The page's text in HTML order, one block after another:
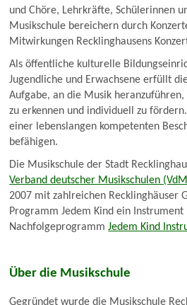
und Chöre, Lehrkräfte, Schülerinnen
Musikschule bereichern durch
Mitwirkungen Recklinghausens
Als öffentliche kulturelle
Jugendliche und Erwachsene erfüllt
Aufgabe, an die Musik
zu erkennen und individuell zu
einer lebenslangen kompetenten
befähigen.
Die Musikschule der Stadt
Verband deutscher Musikschulen
2007 mit zahlreichen Recklinghäuser
Programm Jedem Kind ein
NachfolgeprogrammJedem Kind
Über die Musikschule
Gegründet wurde die Musikschule